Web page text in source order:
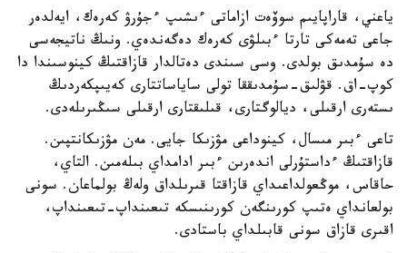
ياعني، قاراپايىم سوۆەت ازاماتى ءىشىپ ءجۇرۋ كەرەك، ايەلدەر
جاعى تەمەكى تارتا ءبىلۋى كەرەك دەگەندەي. ونىڭ ناتيجەسى
دە سۇمدىق بولدى. وسى سىندى دەتالدار قازاقتىڭ كينوسىندا دا
كوپ-اق. قۋلىق-سۇمدىققا تولى ساياساتتارى كەيىپكەردىڭ
ىستەرى ارقىلى، ديالوگتارى، قىلىقتارى ارقىلى سىڭىرىلەدى.
تاعى ءبىر مىسال، كينوداعى مۋزىكا جايى. مەن مۋزىكانتپىن.
قازاقتىڭ ءداستۇرلى اندەرىن ءبىر ادامداي بىلەمىن. التاي،
حاقاس، موڭعولداعىداي قازاقتا قىرىلداق ولەڭ بولماعان. سونى
بولعانداي ەتىپ كورىنگەن كورىنىسكە تىعىنداپ-تىعىنداپ،
اقىرى قازاق سونى قابىلداي باستادى.